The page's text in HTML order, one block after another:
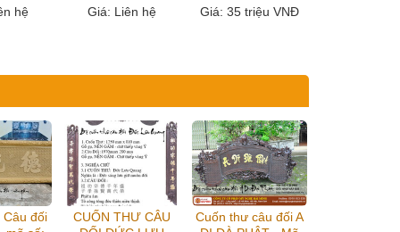
hệ
Giá: Liên hệ Giá: 35 triệu VNĐ
Câu đối
CUỐN THƯ CÂU
Cuốn thư câu đối A